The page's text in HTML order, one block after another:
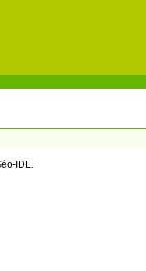
IDE.